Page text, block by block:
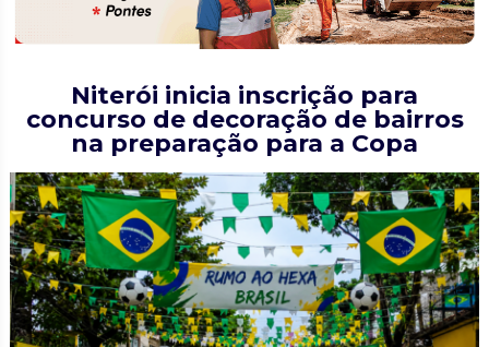
Niterói inicia inscrição para
concurso de decoração de bairros
na preparação para a Copa